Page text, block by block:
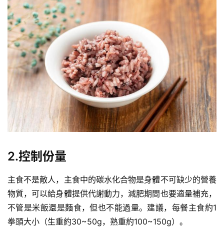
2.控制份量
主食不是敵人，主食中的碳水化合物是身體不可缺少的營養
物質，可以給身體提供代謝動力，減肥期間也要適量補充，
不管是米飯還是麵食，但也不能過量。建議，每餐主食約1
拳頭大小（生重約30~50g，熟重約100~150g）。